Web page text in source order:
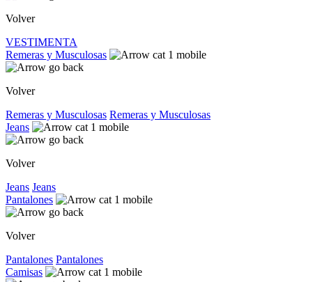
Volver
VESTIMENTA
Remeras y Musculosas
Volver
Remeras y Musculosas Remeras y Musculosas
Jeans
Volver
Jeans Jeans
Pantalones
Volver
Pantalones Pantalones
Camisas